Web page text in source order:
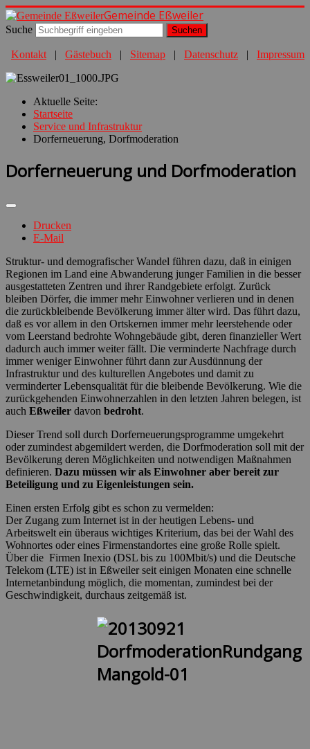
Gemeinde Eßweiler
Suche Suchen
Kontakt | Gästebuch | Sitemap | Datenschutz | Impressum
Aktuelle Seite:
Startseite
Service und Infrastruktur
Dorferneuerung, Dorfmoderation
Dorferneuerung und Dorfmoderation
Drucken
E-Mail
Struktur- und demografischer Wandel führen dazu, daß in einigen
Regionen im Land eine Abwanderung junger Familien in die besser
ausgestatteten Zentren und ihrer Randgebiete erfolgt. Zurück
bleiben Dörfer, die immer mehr Einwohner verlieren und in denen
die zurückbleibende Bevölkerung immer älter wird. Das führt dazu,
daß es vor allem in den Ortskernen immer mehr leerstehende oder
vom Leerstand bedrohte Wohngebäude gibt, deren finanzieller Wert
dadurch auch immer weiter fällt. Die verminderte Nachfrage durch
immer weniger Einwohner führt dann zur Ausdünnung der
Infrastruktur und des kulturellen Angebotes und damit zu
verminderter Lebensqualität für die bleibende Bevölkerung. Wie die
zurückgehenden Einwohnerzahlen in den letzten Jahren belegen, ist
auch Eßweiler davon bedroht.
Dieser Trend soll durch Dorferneuerungsprogramme umgekehrt
oder zumindest abgemildert werden, die Dorfmoderation soll mit der
Bevölkerung deren Möglichkeiten und notwendigen Maßnahmen
definieren. Dazu müssen wir als Einwohner aber bereit zur
Beteiligung und zu Eigenleistungen sein.
Einen ersten Erfolg gibt es schon zu vermelden:
Der Zugang zum Internet ist in der heutigen Lebens- und
Arbeitswelt ein überaus wichtiges Kriterium, das bei der Wahl des
Wohnortes oder eines Firmenstandortes eine große Rolle spielt.
Über die Firmen Inexio (DSL bis zu 100Mbit/s) und die Deutsche
Telekom (LTE) ist in Eßweiler seit einigen Monaten eine schnelle
Internetanbindung möglich, die momentan, zumindest bei der
Geschwindigkeit, durchaus zeitgemäß ist.